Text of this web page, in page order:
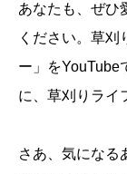
あなたも、ぜひ
ください。草刈
ー」をYouTube
に、草刈りライ
さあ、気になる